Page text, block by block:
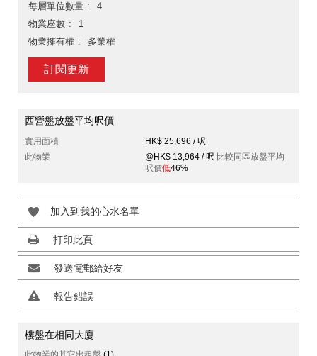
每層單位數量
4
物業座數
1
物業擁有權
多業權
訂閱更新
西營盤放盤平均呎價
實用面積
HK$ 25,696 / 呎
此物業
@HK$ 13,964 / 呎 比較同區放盤平均
呎價低46%
加入到我的心水名單
打印此頁
發送電郵給好友
報告錯誤
樓盤在相同大廈